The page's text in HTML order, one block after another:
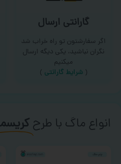
گارانتی ارسال
اگر سفارشتون تو راه خراب شد
نگران نباشید، یکی دیگه ارسال
میکنیم
( شرایط گارانتی )
انواع ماگ با طرح